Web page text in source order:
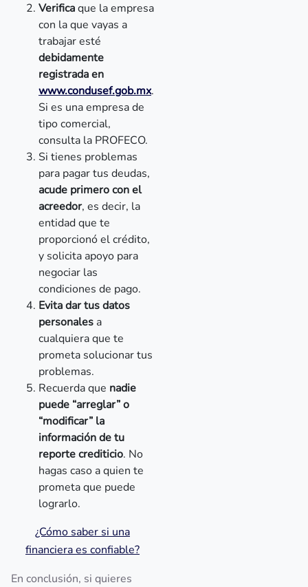
Verificaque la empresa
con la que vayas a
trabajar esté
debidamente
registrada en
www.condusef.gob.mx.
Si es una empresa de
tipo comercial,
consulta la PROFECO.
Si tienes problemas
para pagar tus deudas,
acude primero con el
acreedor, es decir, la
entidad que te
proporcionó el crédito,
y solicita apoyo para
negociar las
condiciones de pago.
Evita dar tus datos
personales a
cualquiera que te
prometa solucionar tus
problemas.
Recuerda que nadie
puede “arreglar” o
“modificar” la
información de tu
reporte crediticio. No
hagas caso a quien te
prometa que puede
lograrlo.
¿Cómo saber si una
financiera es confiable?
En conclusión, si quieres